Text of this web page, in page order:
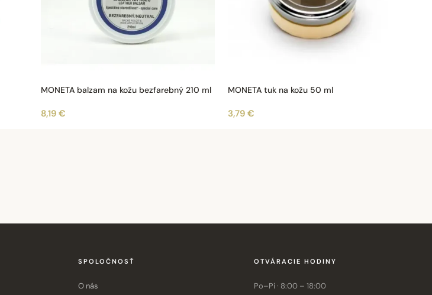
MONETA balzam na kožu bezfarebný 210 ml
8,19 €
MONETA tuk na kožu 50 ml
3,79 €
SPOLOČNOSŤ
O nás
OTVÁRACIE HODINY
Po–Pi · 8:00 – 18:00